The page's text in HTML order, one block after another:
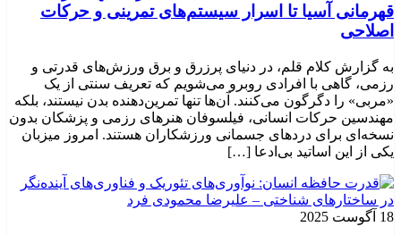
قهرمانی آسیا تا اسرار سیستم‌های تمرینی و حرکات
اصلاحی
به گزارش کلام قلم، در دنیای پرزرق و برق ورزش‌های قدرتی و
رزمی، گاهی با افرادی روبرو می‌شویم که تعریف سنتی از یک
«مربی» را دگرگون می‌کنند. آن‌ها تنها تمرین‌دهنده بدن نیستند، بلکه
مهندسین حرکات انسانی، فیلسوفان هنرهای رزمی و پزشکان بدون
نسخه‌ای برای دردهای جسمانی ورزشکاران هستند. امروز میزبان
یکی از این اساتید بی‌ادعا […]
18 آگوست 2025